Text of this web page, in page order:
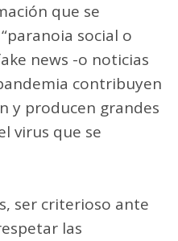
que se
social o
news -o noticias
contribuyen
y producen grandes
virus que se
ser criterioso ante
las